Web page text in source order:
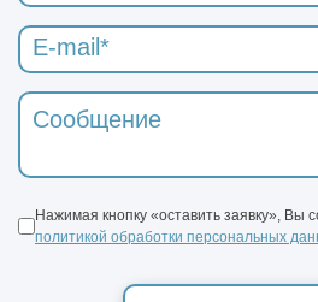
Нажимая кнопку «оставить заявку», Вы
политикой обработки персональных